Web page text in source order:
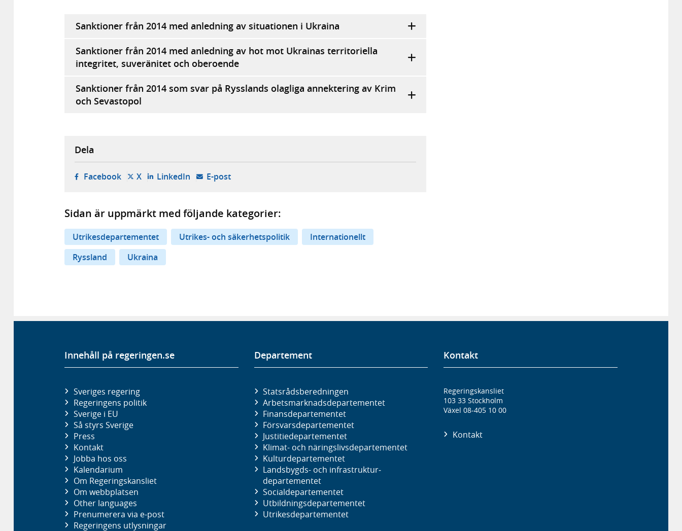
Sanktioner från 2014 med anledning av situationen i Ukraina
Sanktioner från 2014 med anledning av hot mot Ukrainas territoriella
integritet, suveränitet och oberoende
Sanktioner från 2014 som svar på Rysslands olagliga annektering av Krim
och Sevastopol
Dela
Facebook- öppnas i ny flik, extern webbplats,
X- öppnas i ny flik, extern webbplats,
LinkedIn- öppnas i ny flik, extern webbplats,
E-post- öppnar din e-postklient,
Sidan är uppmärkt med följande kategorier:
Utrikesdepartementet Utrikes- och säkerhetspolitik
Internationellt
Ryssland
Ukraina
Innehåll på regeringen.se
Sveriges regering
Regeringens politik
Sverige i EU
Så styrs Sverige
Press
Kontakt
Jobba hos oss
Kalendarium
Om Regeringskansliet
Om webbplatsen
Other languages
Prenumerera via e-post
Regeringens utlysningar
Departement
Statsrådsberedningen
Arbetsmarknads­departementet
Finans­departementet
Försvars­departementet
Justitie­departementet
Klimat- och näringslivs­departementet
Kultur­departementet
Landsbygds- och infrastruktur­
departementet
Social­departementet
Utbildnings­departementet
Utrikes­departementet
Kontakt
Regeringskansliet
103 33 Stockholm
Växel 08-405 10 00
Kontakt